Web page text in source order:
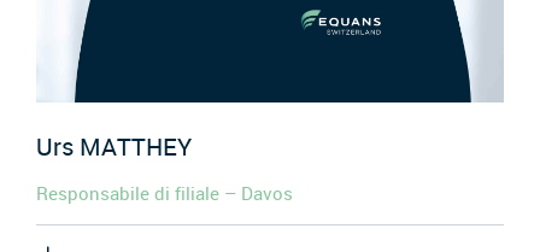
Urs MATTHEY
Responsabile di filiale – Davos